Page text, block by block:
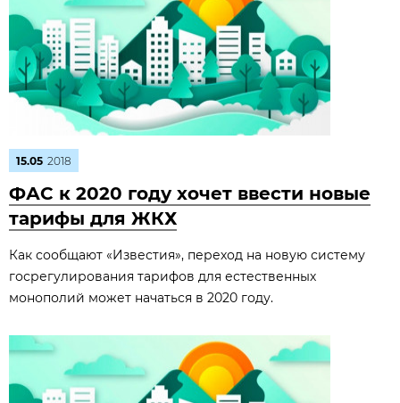
15.05 2018
ФАС к 2020 году хочет ввести новые
тарифы для ЖКХ
Как сообщают «Известия», переход на новую систему
госрегулирования тарифов для естественных
монополий может начаться в 2020 году.